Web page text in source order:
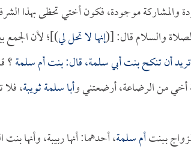
والمشاركة موجودة، فكون أختي تحظى بهذا
والسلام قال: [(إنها لا تحل لي)]؛ لأن الجمع
أن تنكح بنتأبي سلمة، قال: بنتأم سلمة؟
أخي من الرضاعة، أرضعتني وأبا سلمةثويبة،
بـبنتأم سلمة، أحدهما: أنها ربيبة، وأنها بنت